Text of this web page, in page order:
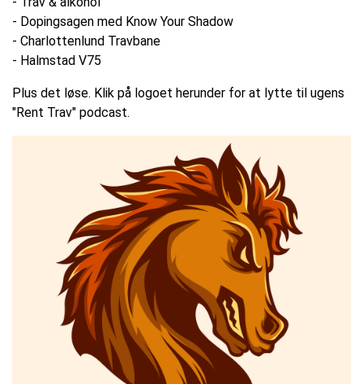
- Dopingsagen med Know Your Shadow
- Charlottenlund Travbane
- Halmstad V75
Plus det løse. Klik på logoet herunder for at lytte til ugens
"Rent Trav" podcast.